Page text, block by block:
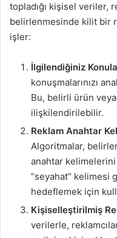
topladığı kişisel veriler,
belirlenmesinde kilit bir
işler:
İlgilendiğiniz
konuşmalarınızı
Bu, belirli ürün
ilişkilendirilebilir.
Reklam Anahtar
Algoritmalar,
anahtar
“seyahat” kelimesi
hedeflemek için
Kişiselleştirilmiş
verilerle,